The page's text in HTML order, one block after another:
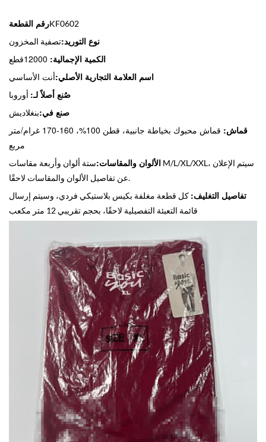
رقم القطعةKF0602
نوع التوريد:تصفية المخزون
الكمية الإجمالية: قطع
اسم العلامة التجارية الأصلي:أنت الأساسي
صُنع أصلاً لـ: أوروبا
صنع في:بنغلاديش
قماش:
قماش محبوك بخياطة جانبية، قطن 100%، 160-170 غرام/متر
مربع
الألوان والمقاسات:ستة ألوان وأربعة مقاسات M/L/XL/XXL، سيتم الإعلان
عن تفاصيل الألوان والمقاسات لاحقًا.
تفاصيل التغليف: كل قطعة مغلفة بكيس بلاستيكي فردي، وسيتم إرسال
قائمة التعبئة التفصيلية لاحقًا، بحجم تقريبي 12 متر مكعب